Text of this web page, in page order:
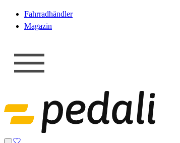
Fahrradhändler
Magazin